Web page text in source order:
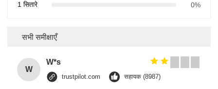
1 सितारे
0%
सभी समीक्षाएँ
W
W*s
trustpilot.com सहायक (8987)